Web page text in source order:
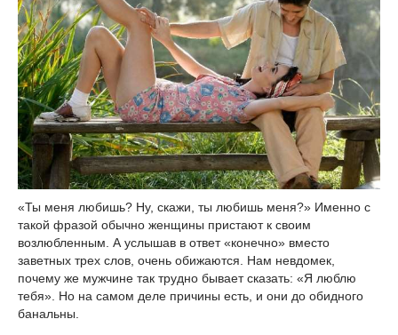
«Ты меня любишь? Ну, скажи, ты любишь меня?» Именно с
такой фразой обычно женщины пристают к своим
возлюбленным. А услышав в ответ «конечно» вместо
заветных трех слов, очень обижаются. Нам невдомек,
почему же мужчине так трудно бывает сказать: «Я люблю
тебя». Но на самом деле причины есть, и они до обидного
банальны.